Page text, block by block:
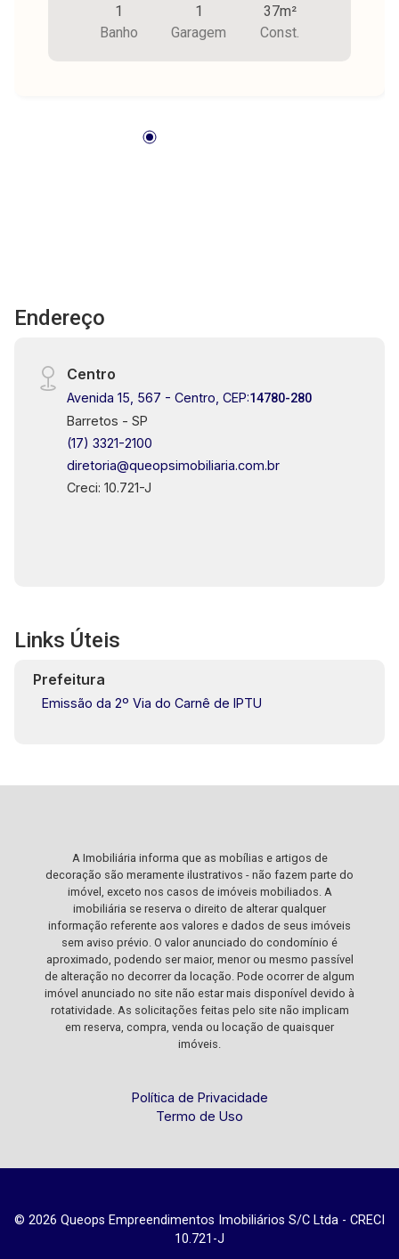
1
Banho
1
Garagem
37m²
Const.
Endereço
Centro
Avenida 15, 567 - Centro, CEP:14780-280
Barretos - SP
(17) 3321-2100
diretoria@queopsimobiliaria.com.br
Creci: 10.721-J
Links Úteis
Prefeitura
Emissão da 2º Via do Carnê de IPTU
A Imobiliária informa que as mobílias e artigos de
decoração são meramente ilustrativos - não fazem parte do
imóvel, exceto nos casos de imóveis mobiliados. A
imobiliária se reserva o direito de alterar qualquer
informação referente aos valores e dados de seus imóveis
sem aviso prévio. O valor anunciado do condomínio é
aproximado, podendo ser maior, menor ou mesmo passível
de alteração no decorrer da locação. Pode ocorrer de algum
imóvel anunciado no site não estar mais disponível devido à
rotatividade. As solicitações feitas pelo site não implicam
em reserva, compra, venda ou locação de quaisquer
imóveis.
Política de Privacidade
Termo de Uso
© 2026 Queops Empreendimentos Imobiliários S/C Ltda - CRECI
10.721-J